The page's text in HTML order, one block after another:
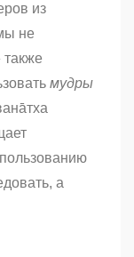
из
не
мудры
а